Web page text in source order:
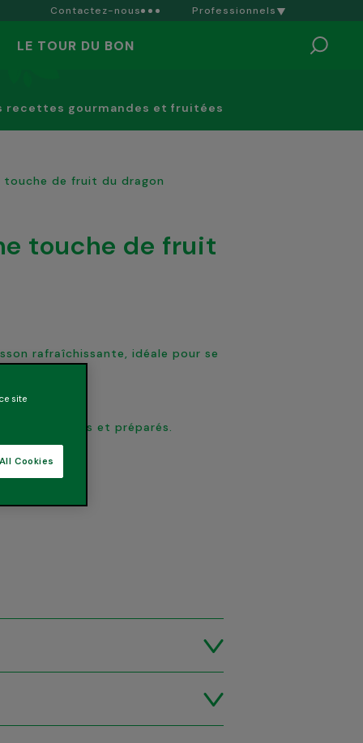
Contactez-nous Professionnels
LE TOUR DU BON
recettes gourmandes et fruitées
touche de fruit du dragon
rafraîchissante, idéale pour se
sélectionnés et préparés.
site
Cookies